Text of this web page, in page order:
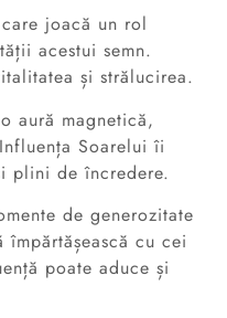
joacă un rol
acestui semn.
și strălucirea.
aură magnetică,
Soarelui îi
plini de încredere.
de generozitate
cu cei
poate aduce și